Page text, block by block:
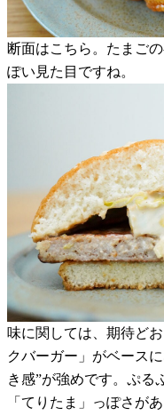
断面はこちら。たまご
ぽい見た目ですね。
味に関しては、期待ど
クバーガー」がベース
き感”が強めです。ぷる
「てりたま」っぽさが